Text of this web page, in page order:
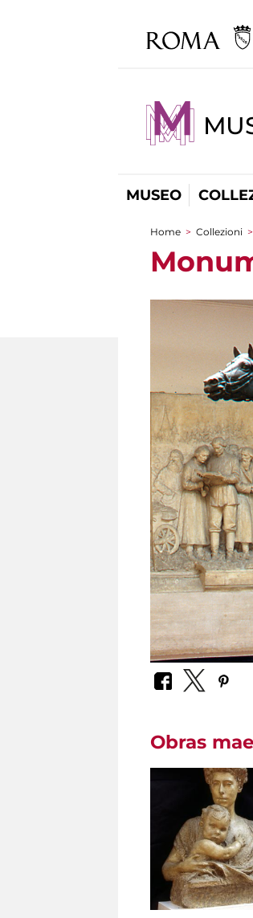
MUSEO
You are
Home > Collezioni >
Obras